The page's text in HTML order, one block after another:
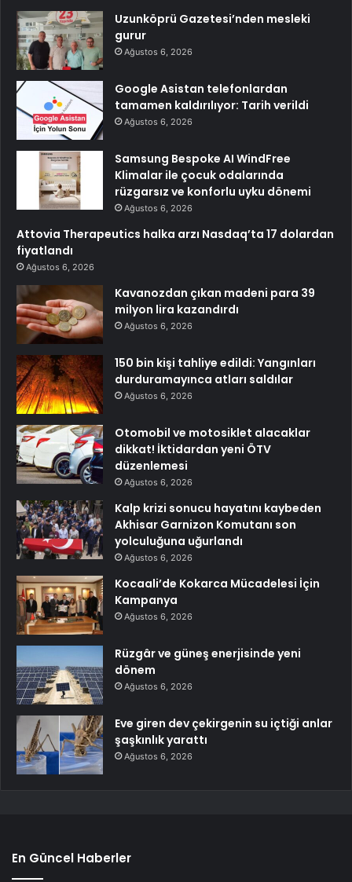
Uzunköprü Gazetesi’nden mesleki
gurur
Ağustos 6, 2026
Google Asistan telefonlardan
tamamen kaldırılıyor: Tarih verildi
Ağustos 6, 2026
Samsung Bespoke AI WindFree
Klimalar ile çocuk odalarında
rüzgarsız ve konforlu uyku dönemi
Ağustos 6, 2026
Attovia Therapeutics halka arzı Nasdaq’ta 17 dolardan
fiyatlandı
Ağustos 6, 2026
Kavanozdan çıkan madeni para 39
milyon lira kazandırdı
Ağustos 6, 2026
150 bin kişi tahliye edildi: Yangınları
durduramayınca atları saldılar
Ağustos 6, 2026
Otomobil ve motosiklet alacaklar
dikkat! İktidardan yeni ÖTV
düzenlemesi
Ağustos 6, 2026
Kalp krizi sonucu hayatını kaybeden
Akhisar Garnizon Komutanı son
yolculuğuna uğurlandı
Ağustos 6, 2026
Kocaali’de Kokarca Mücadelesi İçin
Kampanya
Ağustos 6, 2026
Rüzgâr ve güneş enerjisinde yeni
dönem
Ağustos 6, 2026
Eve giren dev çekirgenin su içtiği anlar
şaşkınlık yarattı
Ağustos 6, 2026
En Güncel Haberler